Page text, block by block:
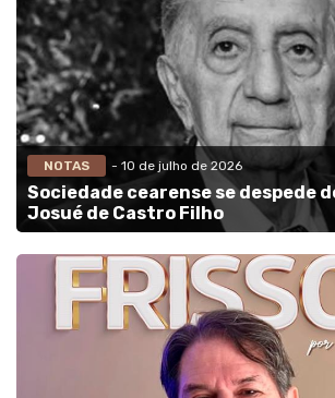
NOTAS - 10 de julho de 2026
Sociedade cearense se despede
Josué de Castro Filho